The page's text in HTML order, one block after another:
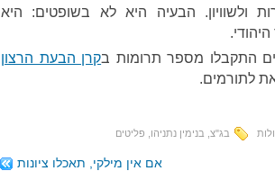
ולשוויון. הבעיה היא לא בשופטים: היא
התקבלו מספר תרומות בקרן הבעת הרצון
לתורמים.
בג"צ בנימין נתניהו פליטים
אם אין מילקי, תאכלו ציונות